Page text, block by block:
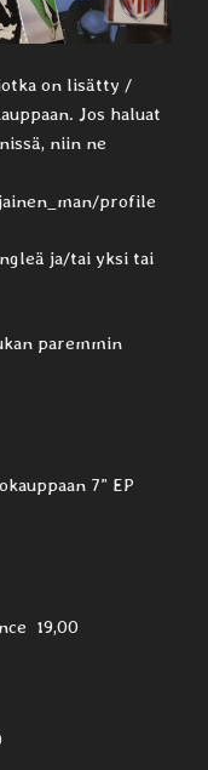
on lisätty /
Jos haluat
niin ne
profile
ja/tai yksi tai
paremmin
7” EP
19,00